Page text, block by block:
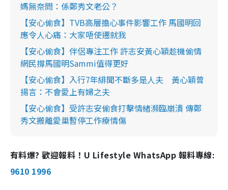
媽無奈問：係鄭秀文老公？
【安心偷食】TVB高層擔心事件影響工作 馬國明回
應令人心痛：大家唔使遷就我
【安心偷食】伴侶專注工作 許志安黃心穎趁機偷情
網民撐馬國明Sammi值得更好
【安心偷食】入行7年緋聞不斷多是人夫 黃心穎曾
揚言：不會愛上有婦之夫
【安心偷食】受許志安偷食打擊情緒瀕臨崩潰 傳鄭
秀文搬離愛巢暫停工作療情傷
有料爆? 歡迎報料！U Lifestyle WhatsApp 報料專線:
9610 1996